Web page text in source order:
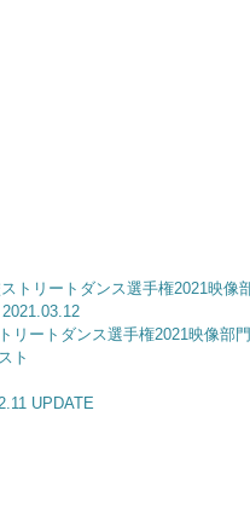
リートダンス選手権2021映像部門
ト
UPDATE